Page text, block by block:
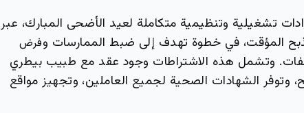
تشغيلية وتنظيمية متكاملة لعيد الأضحى المبارك، عبر
المؤقت، في خطوة تهدف إلى ضبط الممارسات وفرض
وتشمل هذه الاشتراطات وجود عقد مع طبيب بيطري
وتوفر الشهادات الصحية لجميع العاملين، وتجهيز مواقع